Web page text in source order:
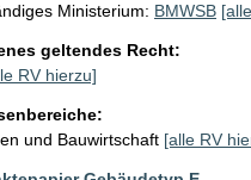
Ministerium: BMWSB
geltendes Recht:
RV hierzu]
und Bauwirtschaft [alle RV